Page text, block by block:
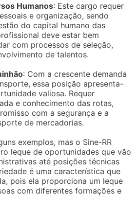
Humanos: Este cargo requer
e organização, sendo
do capital humano das
deve estar bem
com processos de seleção,
de talentos.
: Com a crescente demanda
essa posição apresenta-
valiosa. Requer
e conhecimento das rotas,
com a segurança e a
de mercadorias.
exemplos, mas o Sine-RR
leque de oportunidades que vão
até posições técnicas
é uma característica que
pois ela proporciona um leque
com diferentes formações e